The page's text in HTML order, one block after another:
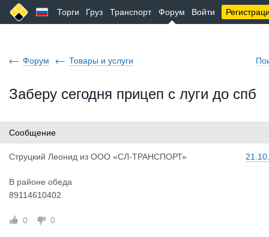
Торги Груз Транспорт Форум Войти
Форум Товары и услуги
Заберу сегодня прицеп с луги до спб
Сообщение
Струцкий Леонид из ООО «СЛ-ТРАНСПОРТ»
В районе обеда
89114610402
0 0